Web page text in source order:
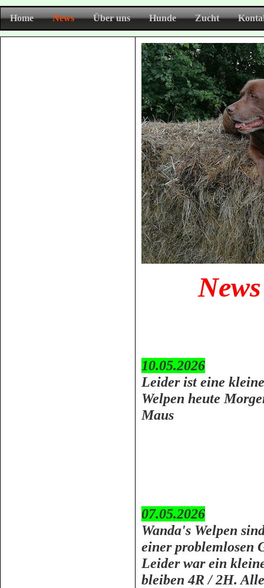
Home News Über uns Hunde Zucht
News
10.05.2026
Leider ist eine
Welpen heute
Maus
07.05.2026
Wanda's Welpen
einer problemlosen
Leider war ein
bleiben 4R / 2H.